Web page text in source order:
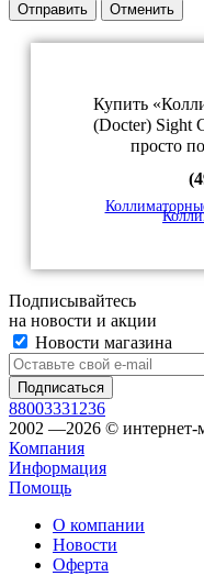
Отправить Отменить
Купить
(Docter) Sight
просто
Подписывайтесь
на новости и акции
Новости магазина
88003331236
2002 —2026 © интернет-
Компания
Информация
Помощь
О компании
Новости
Оферта